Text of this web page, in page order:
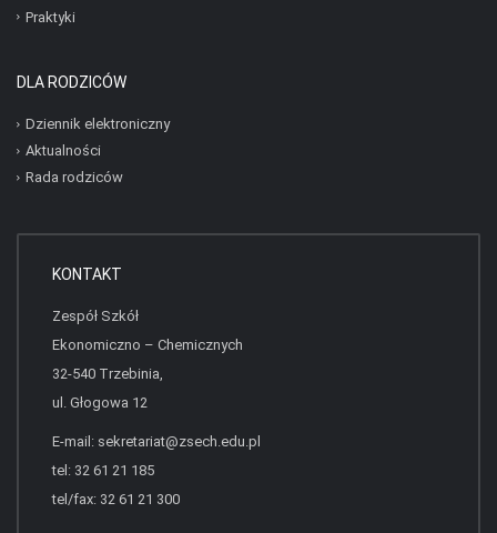
Praktyki
DLA RODZICÓW
Dziennik elektroniczny
Aktualności
Rada rodziców
KONTAKT
Zespół Szkół
Ekonomiczno – Chemicznych
32-540 Trzebinia,
ul. Głogowa 12
E-mail: sekretariat@zsech.edu.pl
tel: 32 61 21 185
tel/fax: 32 61 21 300